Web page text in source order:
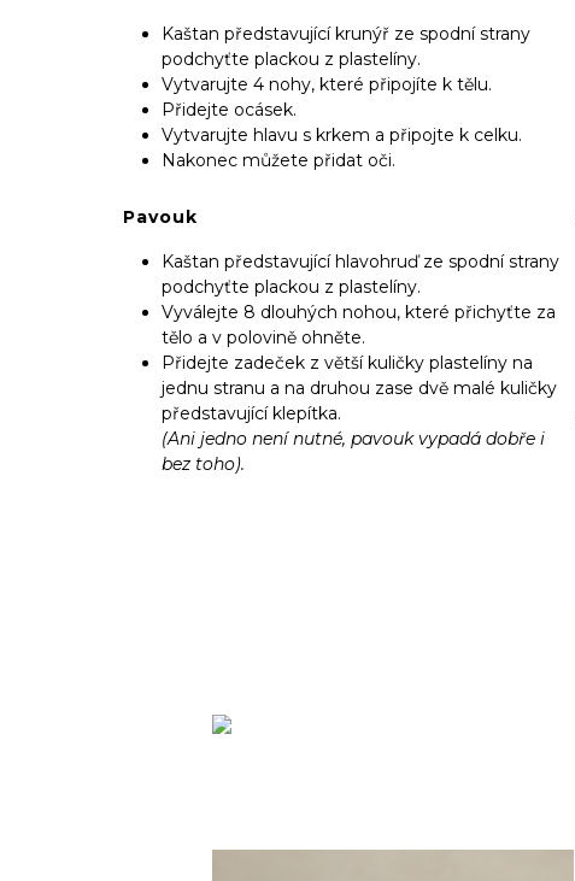
Kaštan představující krunýř ze spodní strany
podchyťte plackou z plastelíny.
Vytvarujte 4 nohy, které připojíte k tělu.
Přidejte ocásek.
Vytvarujte hlavu s krkem a připojte k celku.
Nakonec můžete přidat oči.
Pavouk
Kaštan představující hlavohruď ze spodní strany
podchyťte plackou z plastelíny.
Vyválejte 8 dlouhých nohou, které přichyťte za
tělo a v polovině ohněte.
Přidejte zadeček z větší kuličky plastelíny na
jednu stranu a na druhou zase dvě malé kuličky
představující klepítka.
(Ani jedno není nutné, pavouk vypadá dobře i
bez toho).